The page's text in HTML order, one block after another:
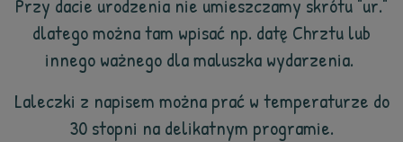
Przy dacie urodzenia nie umieszczamy skrótu "ur."
dlatego można tam wpisać np. datę Chrztu lub
innego ważnego dla maluszka wydarzenia.
Laleczki z napisem można prać w temperaturze do
30 stopni na delikatnym programie.